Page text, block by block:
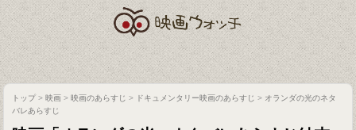
トップ>映画 >映画のあらすじ > ドキュメンタリー映画のあらすじ > オランダの光のネタ
バレあらすじ